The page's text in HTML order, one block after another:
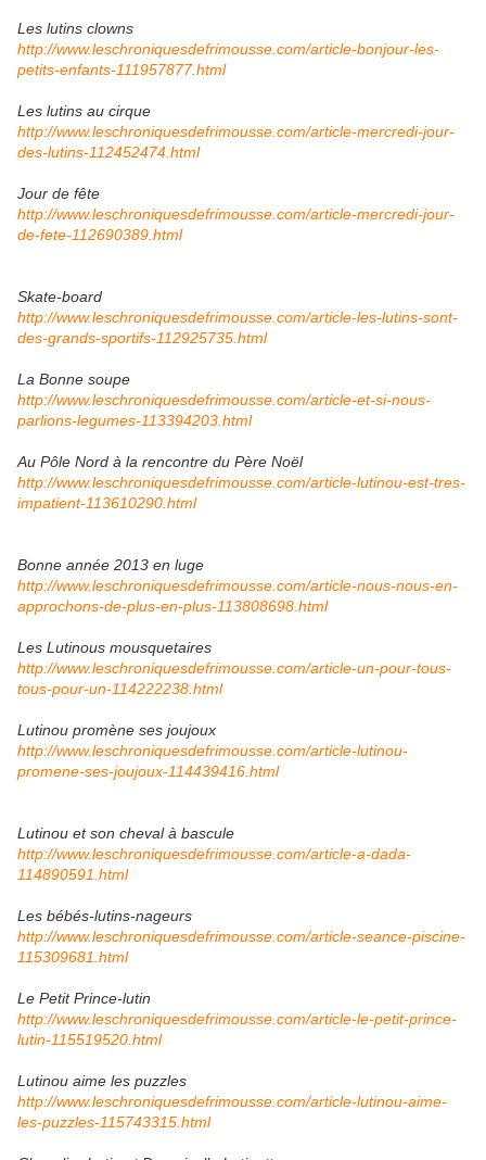
Les lutins clowns
http://www.leschroniquesdefrimousse.com/article-bonjour-les-
petits-enfants-111957877.html
Les lutins au cirque
http://www.leschroniquesdefrimousse.com/article-mercredi-jour-
des-lutins-112452474.html
Jour de fête
http://www.leschroniquesdefrimousse.com/article-mercredi-jour-
de-fete-112690389.html
Skate-board
http://www.leschroniquesdefrimousse.com/article-les-lutins-sont-
des-grands-sportifs-112925735.html
La Bonne soupe
http://www.leschroniquesdefrimousse.com/article-et-si-nous-
parlions-legumes-113394203.html
Au Pôle Nord à la rencontre du Père Noël
http://www.leschroniquesdefrimousse.com/article-lutinou-est-tres-
impatient-113610290.html
Bonne année 2013 en luge
http://www.leschroniquesdefrimousse.com/article-nous-nous-en-
approchons-de-plus-en-plus-113808698.html
Les Lutinous mousquetaires
http://www.leschroniquesdefrimousse.com/article-un-pour-tous-
tous-pour-un-114222238.html
Lutinou promène ses joujoux
http://www.leschroniquesdefrimousse.com/article-lutinou-
promene-ses-joujoux-114439416.html
Lutinou et son cheval à bascule
http://www.leschroniquesdefrimousse.com/article-a-dada-
114890591.html
Les bébés-lutins-nageurs
http://www.leschroniquesdefrimousse.com/article-seance-piscine-
115309681.html
Le Petit Prince-lutin
http://www.leschroniquesdefrimousse.com/article-le-petit-prince-
lutin-115519520.html
Lutinou aime les puzzles
http://www.leschroniquesdefrimousse.com/article-lutinou-aime-
les-puzzles-115743315.html